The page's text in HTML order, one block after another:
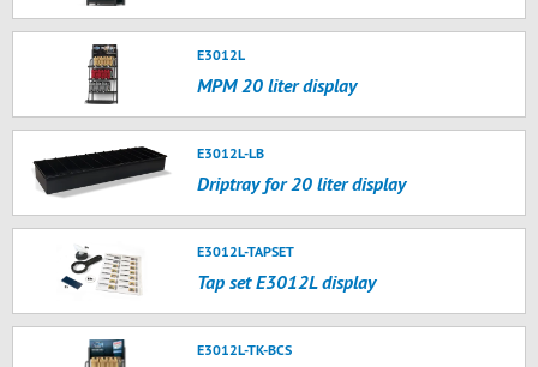
E3012L
MPM 20 liter display
E3012L-LB
Driptray for 20 liter display
E3012L-TAPSET
Tap set E3012L display
E3012L-TK-BCS